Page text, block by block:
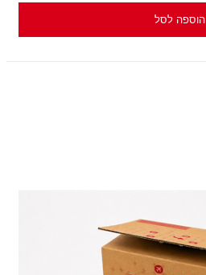
הוספה לסל